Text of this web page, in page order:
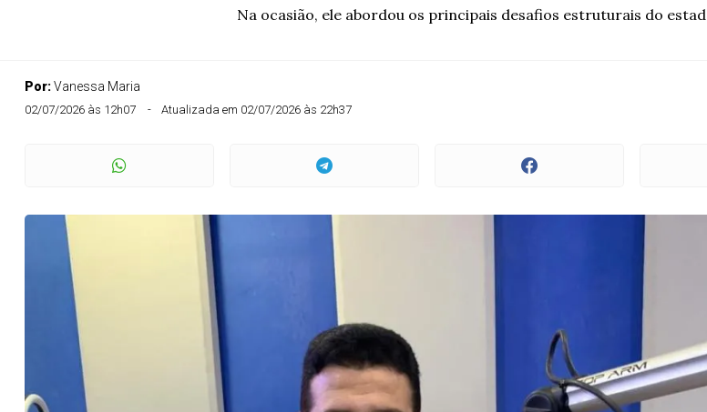
Na ocasião, ele abordou os principais desafios estruturais do
Por:Vanessa Maria
02/07/2026 às 12h07 Atualizada em 02/07/2026 às 22h37